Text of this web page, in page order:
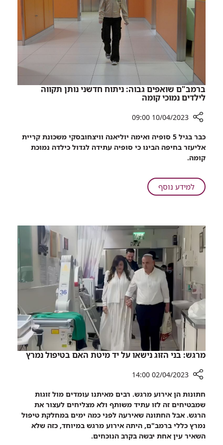
העצמאות
ה-75
ברמב"ם שואפים גבוה: ניתוח חדשני נותן תקווה
לילדים נמוכי קומה
שיתוף
ברמב"ם
שואפים
ניתוח
חדשני
לילדים
נמוכי
קומה
10/04/2023 09:00
כבר בגיל 5 סופיה ואימה יוליאנה וויצחובסקי משכונת קריית
אליעזר בחיפה הבינו כי סופיה עתידה לגדול כילדה נמוכת
קומה.
למידע נוסףעל
ברמב"ם
ניתוח
חדשני
נותן
תקווה
לילדים
נמוכי
קומה
מרגש: בני הזוג נישאו על יד מיטת האם בטיפול נמרץ
שיתוף
מרגש:
בני
הזוג
נישאו
02/04/2023 14:00
חתונות הן אירוע מרגש. רבים מאיתנו עומדים מול זוגות
שמבטיחים זה לזו עתיד משותף ולא מצליחים לעצור את
הרגש. אבל החתונה שאירעה לפני כמה ימים במחלקת טיפול
נמרץ כללי ברמב"ם, היתה אירוע מרגש במיוחד, כזה שלא
השאיר עין אחת יבשה בקרב הנוכחים.